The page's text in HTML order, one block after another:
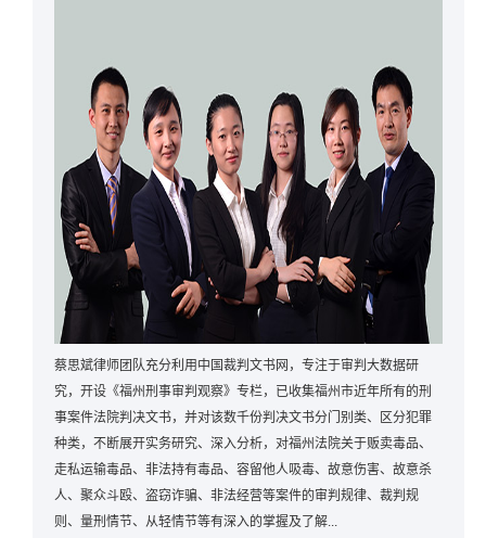
蔡思斌律师团队充分利用中国裁判文书网，专注于审判大数据研
究，开设《福州刑事审判观察》专栏，已收集福州市近年所有的刑
事案件法院判决文书，并对该数千份判决文书分门别类、区分犯罪
种类，不断展开实务研究、深入分析，对福州法院关于贩卖毒品、
走私运输毒品、非法持有毒品、容留他人吸毒、故意伤害、故意杀
人、聚众斗殴、盗窃诈骗、非法经营等案件的审判规律、裁判规
则、量刑情节、从轻情节等有深入的掌握及了解...